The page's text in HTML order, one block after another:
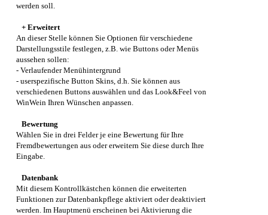
werden soll.
+ Erweitert
An dieser Stelle können Sie Optionen für verschiedene
Darstellungsstile festlegen, z.B. wie Buttons oder Menüs
aussehen sollen:
- Verlaufender Menühintergrund
- userspezifische Button Skins, d.h. Sie können aus
verschiedenen Buttons auswählen und das Look&Feel von
WinWein Ihren Wünschen anpassen.
Bewertung
Wählen Sie in drei Felder je eine Bewertung für Ihre
Fremdbewertungen aus oder erweitern Sie diese durch Ihre
Eingabe.
Datenbank
Mit diesem Kontrollkästchen können die erweiterten
Funktionen zur Datenbankpflege aktiviert oder deaktiviert
werden. Im Hauptmenü erscheinen bei Aktivierung die